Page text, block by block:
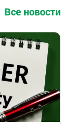
Все новости